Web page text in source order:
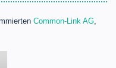
Common-Link AG,